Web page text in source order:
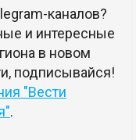
каналов?
и интересные
в новом
подписывайся!
"Вести
.